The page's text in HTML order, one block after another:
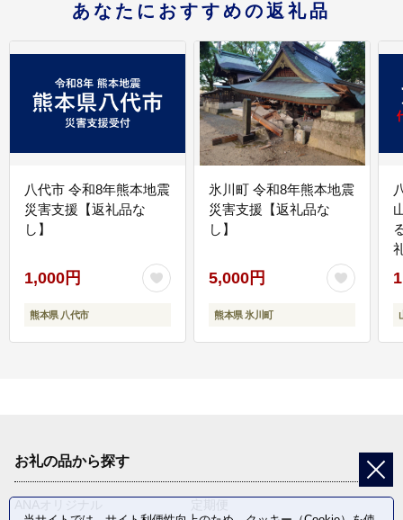
あなたにおすすめの返礼品
八代市 令和8年熊本地震
災害支援【返礼品な
し】
1,000円
熊本県 八代市
氷川町 令和8年熊本地震
災害支援【返礼品な
し】
5,000円
熊本県 氷川町
お礼の品から探す